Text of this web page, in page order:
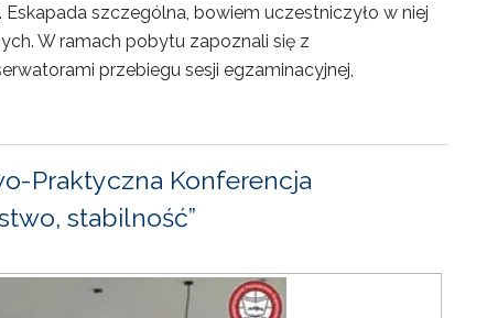
szczególna, bowiem uczestniczyło w niej
W ramach pobytu zapoznali się z
przebiegu sesji egzaminacyjnej,
Praktyczna Konferencja
stabilność”